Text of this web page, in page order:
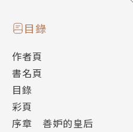
能讓鈴音復原的人物──
時候，被宿敵『最弱』擄
真正幸福為目標的戰爭終於
隱藏著笨拙的溫柔，阿掘
目錄
作者頁
書名頁
目錄
彩頁
序章 善妒的皇后